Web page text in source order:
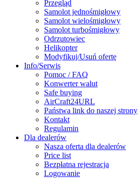
Przegląd
Samolot jednośmigłowy
Samolot wielośmigłowy
Samolot turbośmigłowy
Odrzutowiec
Helikopter
Modyfikuj/Usuń ofertę
Info/Serwis
Pomoc / FAQ
Konwerter walut
Safe buying
AirCraft24URL
Państwa link do naszej strony
Kontakt
Regulamin
Dla dealerów
Nasza oferta dla dealerów
Price list
Bezpłatna rejestracja
Logowanie